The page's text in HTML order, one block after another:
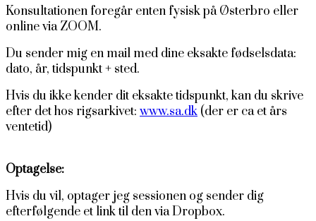
Konsultationen foregår enten fysisk på Østerbro eller
online via ZOOM.
Du sender mig en mail med dine eksakte fødselsdata:
dato, år, tidspunkt + sted.
Hvis du ikke kender dit eksakte tidspunkt, kan du skrive
efter det hos rigsarkivet: www.sa.dk (der er ca et års
ventetid)
Optagelse:
Hvis du vil, optager jeg sessionen og sender dig
efterfølgende et link til den via Dropbox.